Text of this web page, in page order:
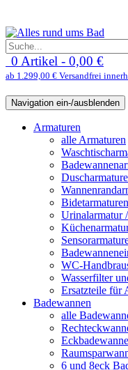
0 Artikel - 0,00 €
ab 1.299,00 € Versandfrei
Navigation ein-/ausblenden
Armaturen
alle Armaturen
Bidetarmaturen
Urinalarmatur
WC-
Wasserfilter
Ersatzteile für
Badewannen
alle
6 und 8eck